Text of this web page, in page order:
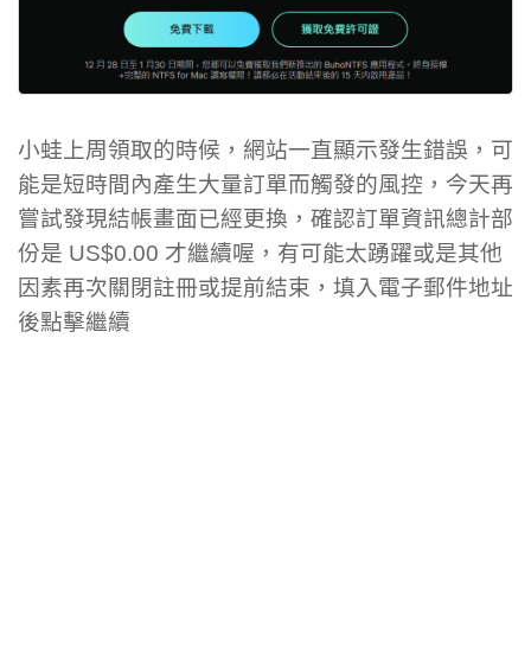
小蛙上周領取的時候，網站一直顯示發生錯誤，可
能是短時間內產生大量訂單而觸發的風控，今天再
嘗試發現結帳畫面已經更換，確認訂單資訊總計部
份是 US$0.00 才繼續喔，有可能太踴躍或是其他
因素再次關閉註冊或提前結束，填入電子郵件地址
後點擊繼續